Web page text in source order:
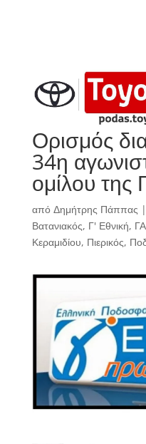
Ορισμός
34η
ομίλου της
από Δημήτρης Πάππας |
Βατανιακός, Γ' Εθνική,
Κεραμιδίου, Πιερικός,